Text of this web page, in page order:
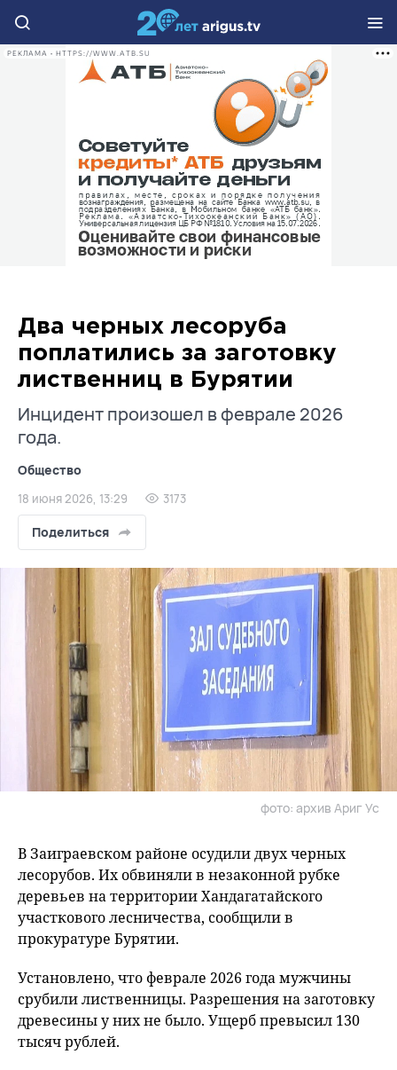
РЕКЛАМА • HTTPS://WWW.ATB.SU
Два черных лесоруба
поплатились за заготовку
лиственниц в Бурятии
Инцидент произошел в феврале 2026
года.
Общество
18 июня 2026, 13:29 3173
Поделиться
фото: архив Ариг Ус
В Заиграевском районе осудили двух черных
лесорубов. Их обвиняли в незаконной рубке
деревьев на территории Хандагатайского
участкового лесничества, сообщили в
прокуратуре Бурятии.
Установлено, что феврале 2026 года мужчины
срубили лиственницы. Разрешения на заготовку
древесины у них не было. Ущерб превысил 130
тысяч рублей.